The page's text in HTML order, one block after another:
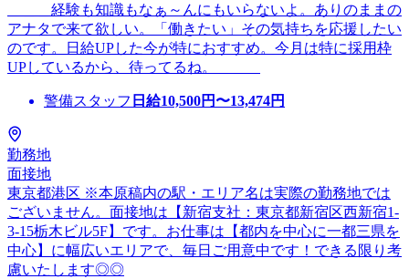
＿＿＿経験も知識もなぁ～んにもいらないよ。ありのままの
アナタで来て欲しい。「働きたい」その気持ちを応援したい
のです。日給UPした今が特におすすめ。今月は特に採用枠
UPしているから、待ってるね。＿＿＿
警備スタッフ 日給10,500円〜13,474円
勤務地
面接地
東京都港区 ※本原稿内の駅・エリア名は実際の勤務地では
ございません。面接地は【新宿支社：東京都新宿区西新宿1-
3-15栃木ビル5F】です。お仕事は【都内を中心に一都三県を
中心】に幅広いエリアで、毎日ご用意中です！できる限り考
慮いたします◎◎